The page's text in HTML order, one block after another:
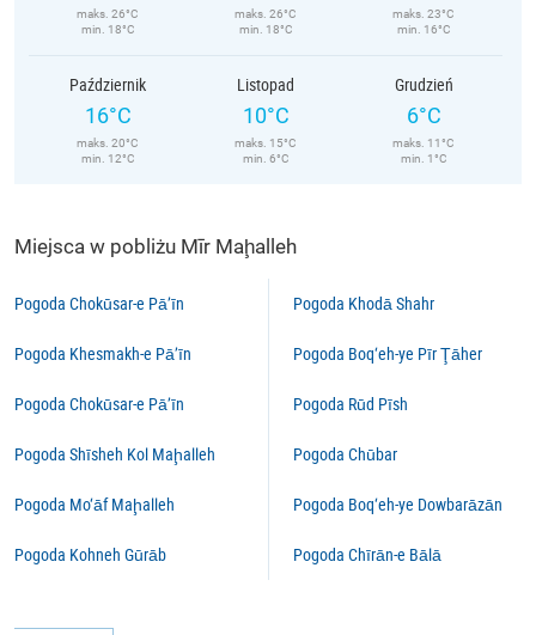
maks. 26°C
min. 18°C
maks. 26°C
min. 18°C
maks. 23°C
min. 16°C
Październik
16°C
maks. 20°C
min. 12°C
Listopad
10°C
maks. 15°C
min. 6°C
Grudzień
6°C
maks. 11°C
min. 1°C
Miejsca w pobliżu Mīr Maḩalleh
Pogoda Chokūsar-e Pā’īn
Pogoda Khesmakh-e Pā’īn
Pogoda Chokūsar-e Pā’īn
Pogoda Shīsheh Kol Maḩalleh
Pogoda Mo‘āf Maḩalleh
Pogoda Kohneh Gūrāb
Pogoda Khodā Shahr
Pogoda Boq‘eh-ye Pīr Ţāher
Pogoda Rūd Pīsh
Pogoda Chūbar
Pogoda Boq‘eh-ye Dowbarāzān
Pogoda Chīrān-e Bālā